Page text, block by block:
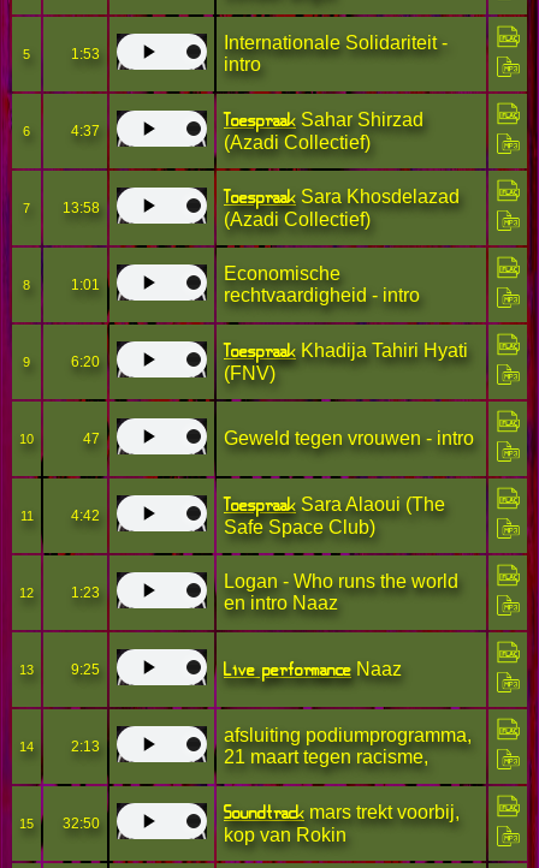
5 1:53
Internationale Solidariteit -
intro
6 4:37 Toespraak Sahar Shirzad
(Azadi Collectief)
7 13:58 Toespraak Sara Khosdelazad
(Azadi Collectief)
8 1:01
Economische
rechtvaardigheid - intro
9 6:20 Toespraak Khadija Tahiri Hyati
(FNV)
10 47 Geweld tegen vrouwen - intro
11 4:42 Toespraak Sara Alaoui (The
Safe Space Club)
12 1:23
Logan - Who runs the world
en intro Naaz
13 9:25 Live performanceNaaz
14 2:13
afsluiting podiumprogramma,
21 maart tegen racisme,
15 32:50 Soundtrack mars trekt voorbij,
kop van Rokin